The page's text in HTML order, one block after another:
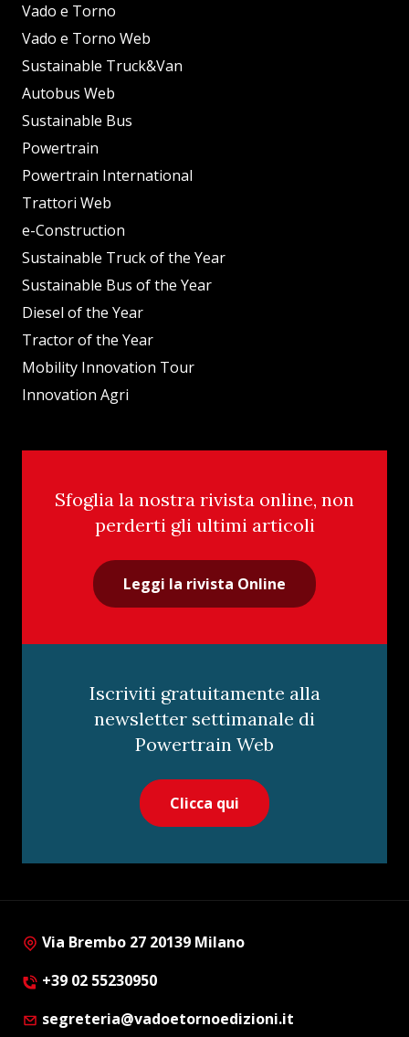
Vado e Torno
Vado e Torno Web
Sustainable Truck&Van
Autobus Web
Sustainable Bus
Powertrain
Powertrain International
Trattori Web
e-Construction
Sustainable Truck of the Year
Sustainable Bus of the Year
Diesel of the Year
Tractor of the Year
Mobility Innovation Tour
Innovation Agri
Sfoglia la nostra rivista online, non
perderti gli ultimi articoli
Leggi la rivista Online
Iscriviti gratuitamente alla
newsletter settimanale di
Powertrain Web
Clicca qui
Via Brembo 27 20139 Milano
+39 02 55230950
segreteria@vadoetornoedizioni.it